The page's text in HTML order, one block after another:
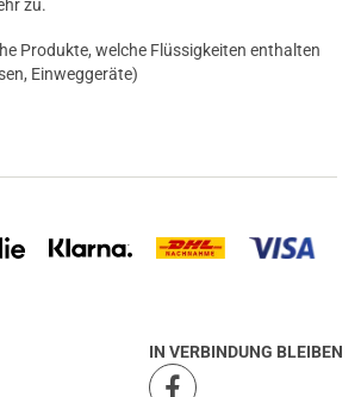
zu.
Produkte, welche Flüssigkeiten enthalten
Einweggeräte)
IN VERBINDUNG BLEIBEN